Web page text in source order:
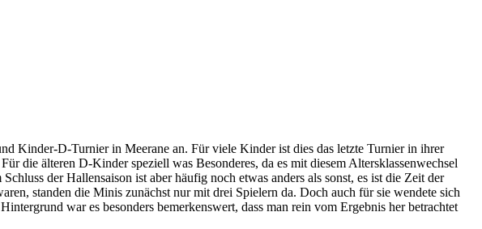
Kinder-D-Turnier in Meerane an. Für viele Kinder ist dies das letzte Turnier in ihrer
die älteren D-Kinder speziell was Besonderes, da es mit diesem Altersklassenwechsel
der Hallensaison ist aber häufig noch etwas anders als sonst, es ist die Zeit der
standen die Minis zunächst nur mit drei Spielern da. Doch auch für sie wendete sich
war es besonders bemerkenswert, dass man rein vom Ergebnis her betrachtet